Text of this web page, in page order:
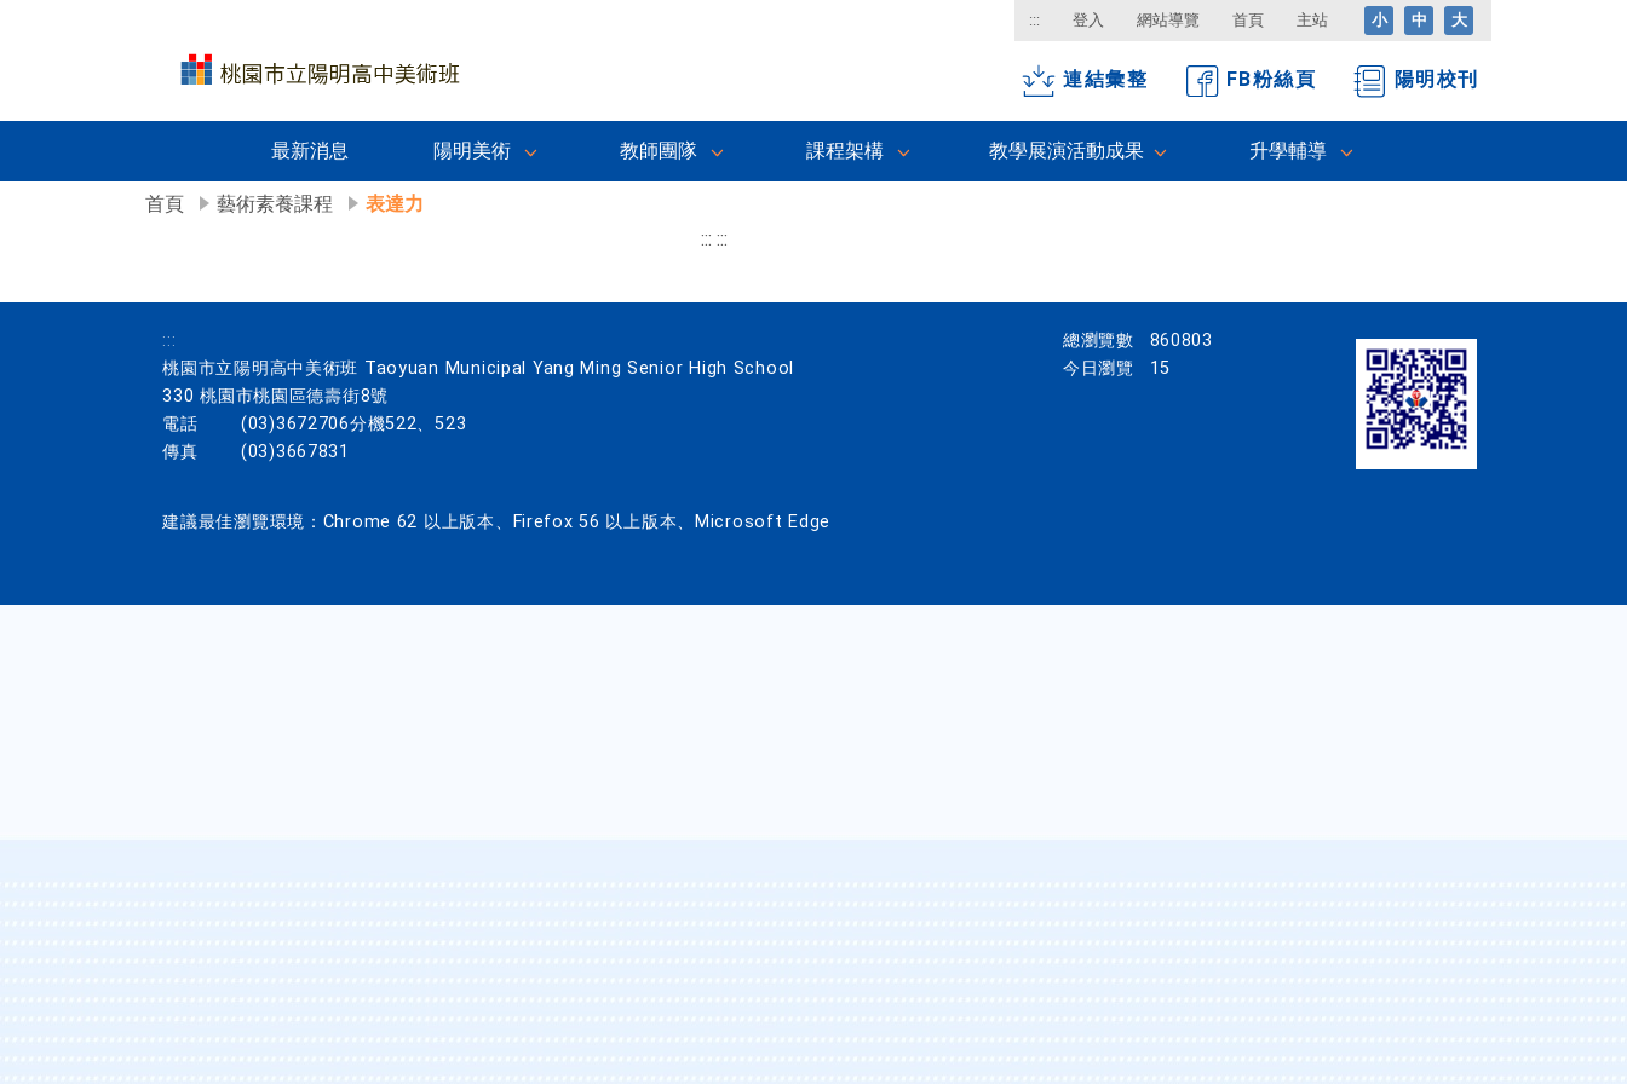
連結彙整 FB粉絲頁 陽明校刊
::: 登入 網站導覽 首頁 主站 小 中 大
最新消息 陽明美術 教師團隊 課程架構 教學展演活動成果 升學輔導
首頁 藝術素養課程
表達力
::: :::
:::
桃園市立陽明高中美術班 Taoyuan Municipal Yang Ming Senior High School
330 桃園市桃園區德壽街8號
電話
(03)3672706分機522、523
傳真
(03)3667831
總瀏覽數
860803
今日瀏覽
15
建議最佳瀏覽環境：Chrome 62 以上版本、Firefox 56 以上版本、Microsoft Edge